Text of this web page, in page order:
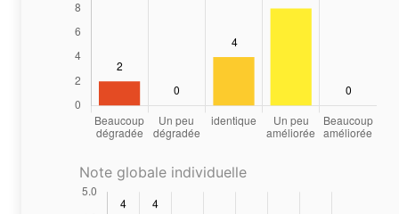
Note globale individuelle